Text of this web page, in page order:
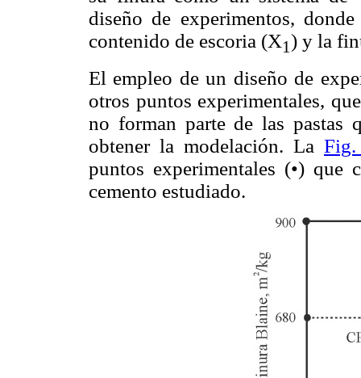
diseño de experimentos,
contenido de escoria (X1) y la
El empleo de un diseño de
otros puntos experimentales,
no forman parte de las pastas
obtener la modelación. La
puntos experimentales (•) que
cemento estudiado.